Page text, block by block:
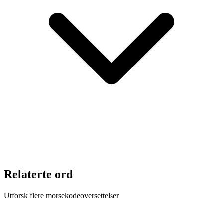
Relaterte ord
Utforsk flere morsekodeoversettelser